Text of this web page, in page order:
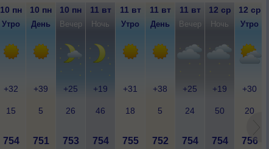
10 пн 10 пн 10 пн 11 вт 11 вт 11 вт 11 вт 12 ср 12 ср
Утро День Вечер Ночь Утро День Вечер Ночь Утро
+32 +39 +25 +19 +31 +38 +25 +19 +30
15 5 26 46 18 5 24 50 20
754 751 753 754 755 752 754 754 756